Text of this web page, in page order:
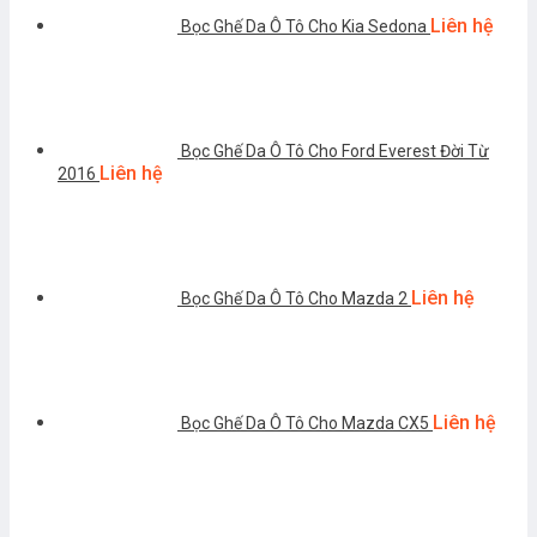
Bọc Ghế Da Ô Tô Cho Kia Sedona Liên hệ
Bọc Ghế Da Ô Tô Cho Ford Everest Đời Từ
2016 Liên hệ
Bọc Ghế Da Ô Tô Cho Mazda 2 Liên hệ
Bọc Ghế Da Ô Tô Cho Mazda CX5 Liên hệ